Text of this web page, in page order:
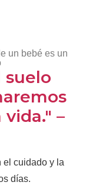
un bebé es un
suelo
–
el cuidado y la
días.